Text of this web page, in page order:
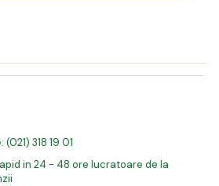
318 19 01
in 24 - 48 ore lucratoare de la